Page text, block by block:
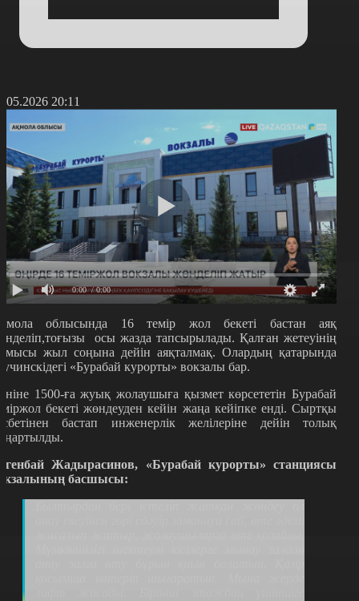
20:11
0:00 / 0:00
облысында 16 темір жол бекеті бастан аяқ
тоғызы осы жазда тапсырылады. Қалған жетеуінің
жыл соңына дейін аяқталмақ. Олардың қатарында
«Бурабай курорты» вокзалы бар.
1500-ға жуық жолаушыға қызмет көрсететін Бурабай
бекеті жөндеуден кейін жаңа кейіпке енді. Сыртқы
бастап инженерлік желілеріне дейін толық
Жадырасинов, «Бурабай курорты» станциясы
басшысы: